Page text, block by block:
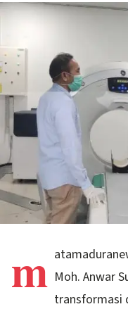
m Moh. Anwar
transformasi